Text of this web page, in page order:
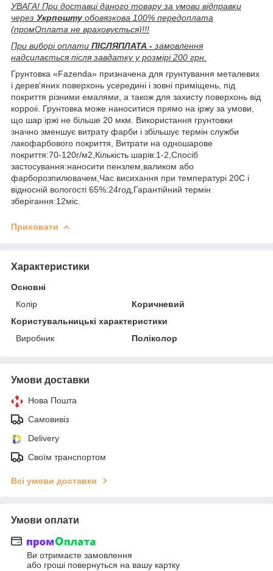
УВАГА! При доставці даного товару за умови відправки
через Укрпошту обовязкова 100% передоплата
(промОплата не враховується)!!!
При виборі оплати ПІСЛЯПЛАТА - замовлення
надсилається після завдатку у розмірі 200 грн.
Грунтовка «Fazenda» призначена для грунтування металевих
і дерев'яних поверхонь усередині і зовні приміщень, під
покриття різними емалями, а також для захисту поверхонь від
корроіі. Грунтовка може наноситися прямо на іржу за умови,
що шар іржі не більше 20 мкм. Використання грунтовки
значно зменшує витрату фарби і збільшує термін служби
лакофарбового покриття, Витрати на одношарове
покриття:70-120г/м2,Кількість шарів:1-2,Спосіб
застосування:наносити пензлем,валиком або
фарборозпилювачем,Час висихання при температурі 20С і
відносній вологості 65%:24год,Гарантійний термін
зберігання:12міс.
Приховати
Характеристики
Основні
Колір
Коричневий
Користувальницькі характеристики
Виробник
Поліколор
Умови доставки
Нова Пошта
Самовивіз
Delivery
Своїм транспортом
Всі умови доставки
Умови оплати
Ви отримаєте замовлення
або гроші повернуться на вашу картку